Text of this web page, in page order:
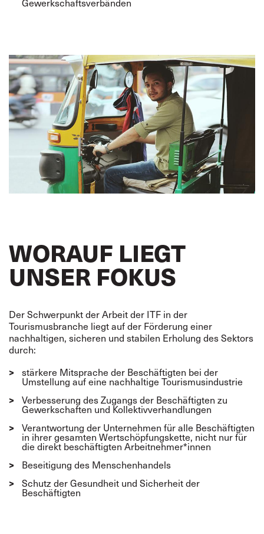
Gewerkschaftsverbänden
WORAUF LIEGT
UNSER FOKUS
Der Schwerpunkt der Arbeit der ITF in der
Tourismusbranche liegt auf der Förderung einer
nachhaltigen, sicheren und stabilen Erholung des Sektors
durch:
stärkere Mitsprache der Beschäftigten bei der
Umstellung auf eine nachhaltige Tourismusindustrie
Verbesserung des Zugangs der Beschäftigten zu
Gewerkschaften und Kollektivverhandlungen
Verantwortung der Unternehmen für alle Beschäftigten
in ihrer gesamten Wertschöpfungskette, nicht nur für
die direkt beschäftigten Arbeitnehmer*innen
Beseitigung des Menschenhandels
Schutz der Gesundheit und Sicherheit der
Beschäftigten